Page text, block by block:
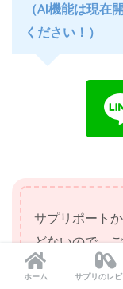
（AI機能は現在
ください！）
サプリポート
どないので、
が実装された
ホーム サプリのレ